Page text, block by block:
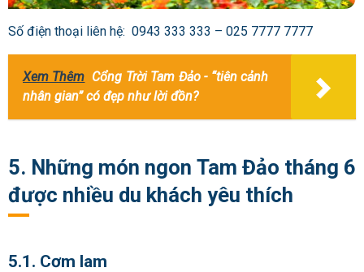
Số điện thoại liên hệ: 0943 333 333 – 025 7777 7777
Xem Thêm Cổng Trời Tam Đảo - “tiên cảnh
nhân gian” có đẹp như lời đồn?
5. Những món ngon Tam Đảo tháng 6
được nhiều du khách yêu thích
5.1. Cơm lam